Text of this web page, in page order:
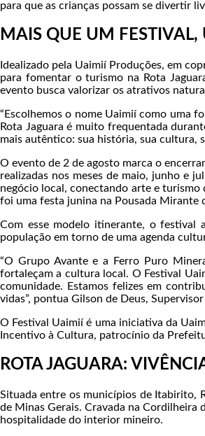
para que as crianças possam se divertir
MAIS QUE UM
Idealizado pela Uaimií Produções, em
para fomentar o turismo na Rota
evento busca valorizar os atrativos
“Escolhemos o nome Uaimií como uma
Rota Jaguara é muito frequentada
mais autêntico: sua história, sua cultura,
O evento de 2 de agosto marca o
realizadas nos meses de maio, junho e
negócio local, conectando arte e
foi uma festa junina na Pousada Mirante
Com esse modelo itinerante, o festival
população em torno de uma agenda
“O Grupo Avante e a Ferro Puro
fortaleçam a cultura local. O Festival
comunidade. Estamos felizes em
vidas”, pontua Gilson de Deus,
O Festival Uaimií é uma iniciativa da
Incentivo à Cultura, patrocínio da
ROTA JAGUARA:
Situada entre os municípios de Itabirito,
de Minas Gerais. Cravada na Cordilheira
hospitalidade do interior mineiro.